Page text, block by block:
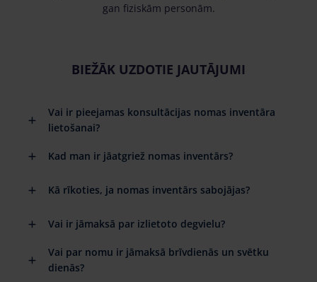
gan fiziskām personām.
BIEŽĀK UZDOTIE JAUTĀJUMI
Vai ir pieejamas konsultācijas nomas inventāra
lietošanai?
Kad man ir jāatgriež nomas inventārs?
Kā rīkoties, ja nomas inventārs sabojājas?
Vai ir jāmaksā par izlietoto degvielu?
Vai par nomu ir jāmaksā brīvdienās un svētku
dienās?